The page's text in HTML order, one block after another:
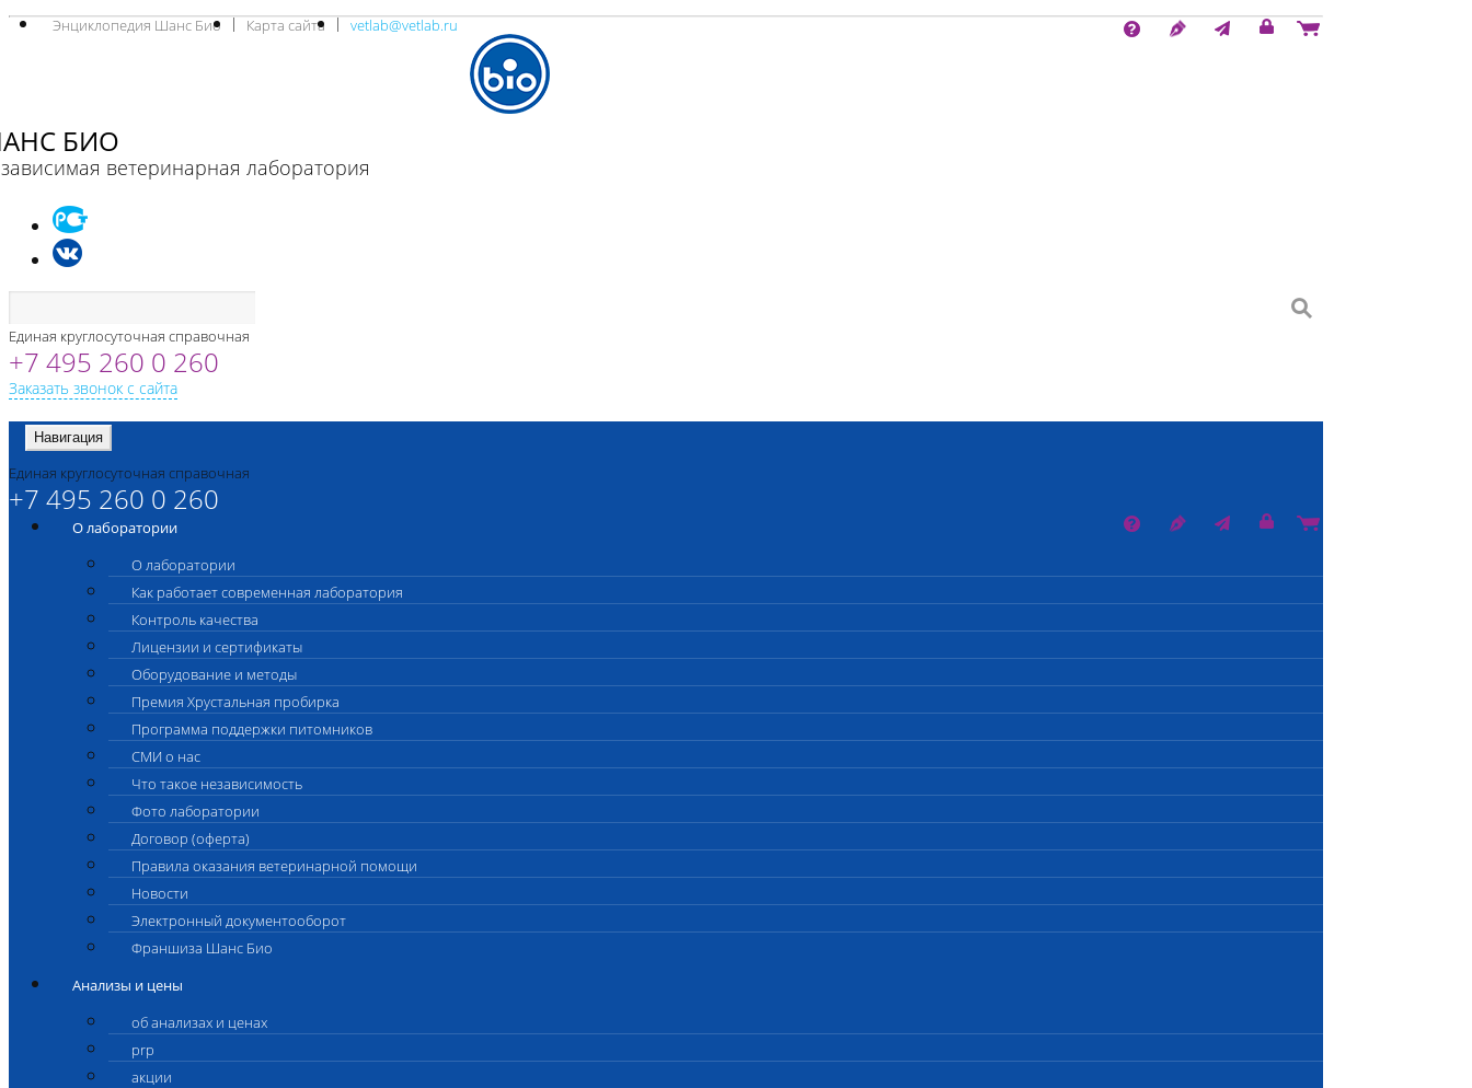
Энциклопедия Шанс Био Карта сайта vetlab@vetlab.ru
БИО
ветеринарная лаборатория
Единая круглосуточная справочная
+7 495 260 0 260
Заказать звонок с сайта
Навигация
Единая круглосуточная справочная
+7 495 260 0 260
О лаборатории
О лаборатории
Как работает современная лаборатория
Контроль качества
Лицензии и сертификаты
Оборудование и методы
Премия Хрустальная пробирка
Программа поддержки питомников
СМИ о нас
Что такое независимость
Фото лаборатории
Договор (оферта)
Правила оказания ветеринарной помощи
Новости
Электронный документооборот
Франшиза Шанс Био
Анализы и цены
об анализах и ценах
prp
акции